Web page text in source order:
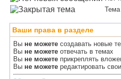
Тема
Ваши права в разделе
Вы не можете создавать новые
Вы не можете отвечать в темах
Вы не можете прикреплять
Вы не можете редактировать